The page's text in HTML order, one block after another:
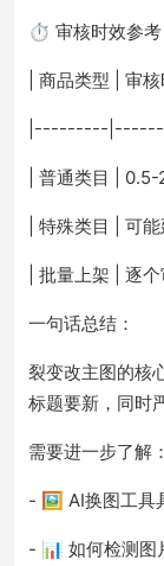
⏱️ 审核时效参考
| 商品类型 | 审
|---------
| 普通类目 |
| 特殊类目 | 可
| 批量上架 | 逐
一句话总结：
裂变改主图的核
标题要新，同时
需要进一步了解：
- 🖼️ AI换图工具
- 📊 如何检测图